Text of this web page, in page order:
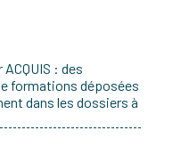
: des
formations déposées
dans les dossiers à